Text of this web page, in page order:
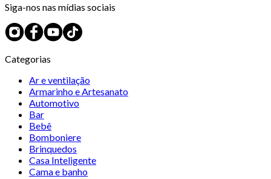
Siga-nos nas mídias sociais
Categorias
Ar e ventilação
Armarinho e Artesanato
Automotivo
Bar
Bebê
Bomboniere
Brinquedos
Casa Inteligente
Cama e banho